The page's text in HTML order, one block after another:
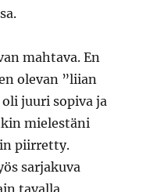
mahtava. En
olevan ”liian
juuri sopiva ja
mielestäni
piirretty.
sarjakuva
tavalla